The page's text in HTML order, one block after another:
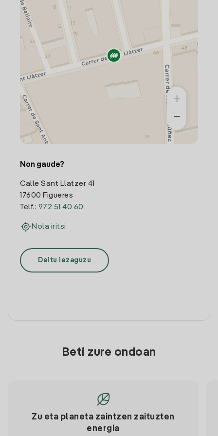
+
−
Non gaude?
Calle Sant Llatzer 41
17600 Figueres
Telf.: 972 51 40 60
Nola iritsi
Deitu iezaguzu
Beti zure ondoan
Zu eta planeta zaintzen zaituzten
energia